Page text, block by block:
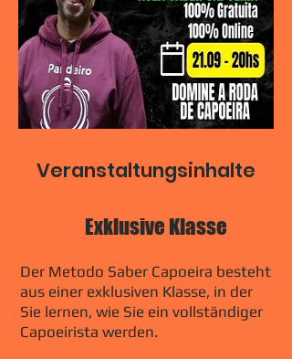
Veranstaltungsinhalte
Exklusive Klasse
Der Metodo Saber Capoeira besteht
aus einer exklusiven Klasse, in der
Sie lernen, wie Sie ein vollständiger
Capoeirista werden.